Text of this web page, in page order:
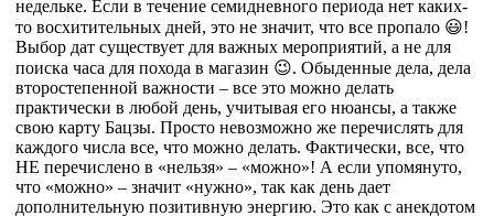
недельке. Если в течение семидневного периода нет каких-
то восхитительных дней, это не значит, что все пропало 😃!
Выбор дат существует для важных мероприятий, а не для
поиска часа для похода в магазин 😉. Обыденные дела, дела
второстепенной важности – все это можно делать
практически в любой день, учитывая его нюансы, а также
свою карту Бацзы. Просто невозможно же перечислять для
каждого числа все, что можно делать. Фактически, все, что
НЕ перечислено в «нельзя» – «можно»! А если упомянуто,
что «можно» – значит «нужно», так как день дает
дополнительную позитивную энергию. Это как с анекдотом